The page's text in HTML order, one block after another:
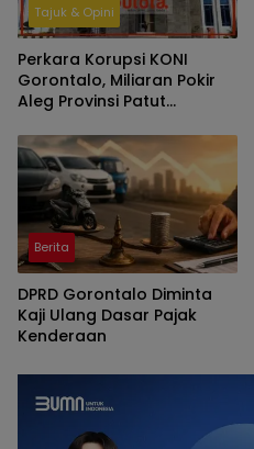
Tajuk & Opini
Perkara Korupsi KONI
Gorontalo, Miliaran Pokir
Aleg Provinsi Patut
Berita
DPRD Gorontalo Diminta
Kaji Ulang Dasar Pajak
Kenderaan